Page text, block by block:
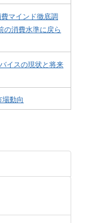
マインド徹底調
の消費水準に戻ら
イスの現状と将来
動向